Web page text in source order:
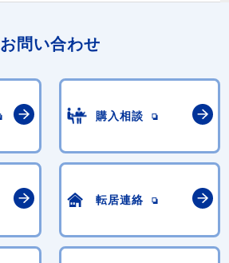
お問い合わせ
購入相談
転居連絡